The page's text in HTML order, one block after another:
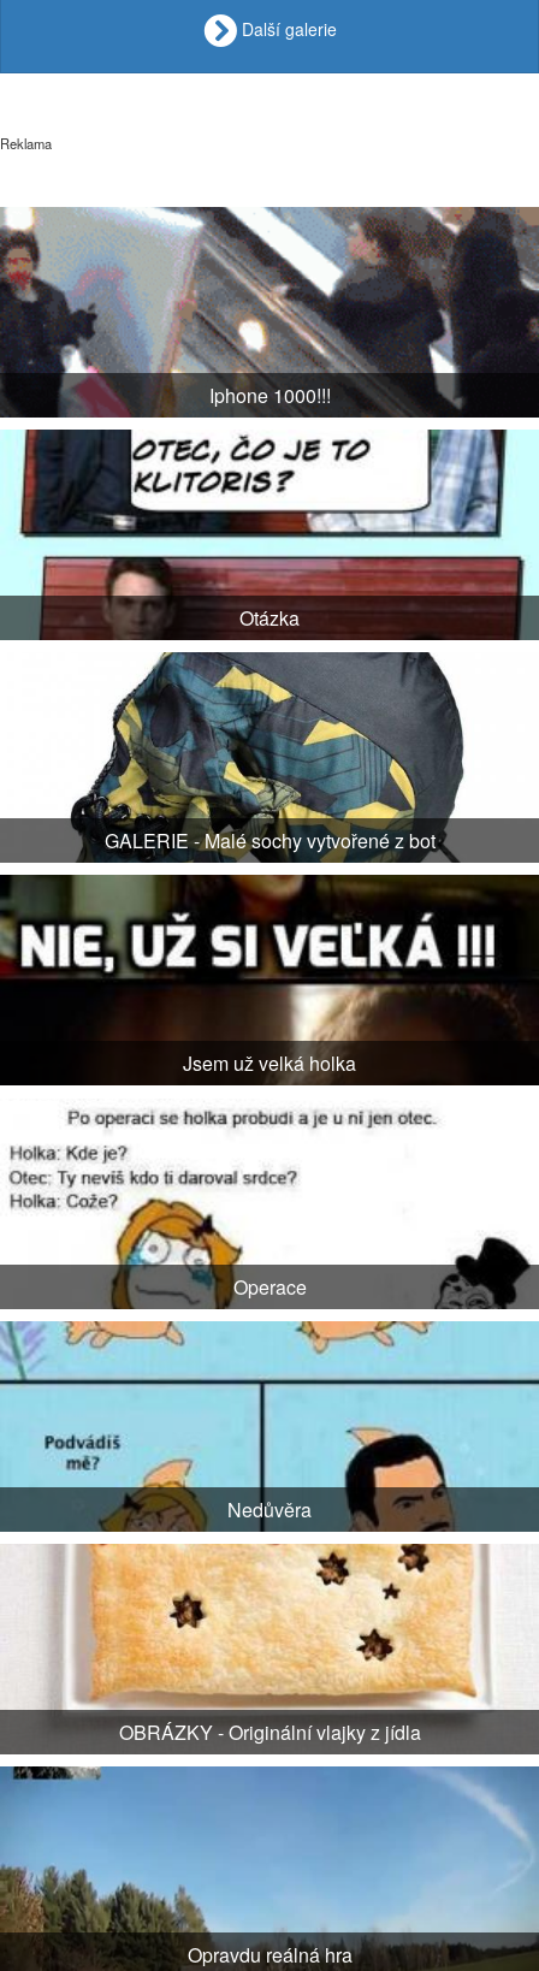
Další galerie
Reklama
Iphone 1000!!!
Otázka
GALERIE - Malé sochy vytvořené z bot
Jsem už velká holka
Operace
Nedůvěra
OBRÁZKY - Originální vlajky z jídla
Opravdu reálná hra